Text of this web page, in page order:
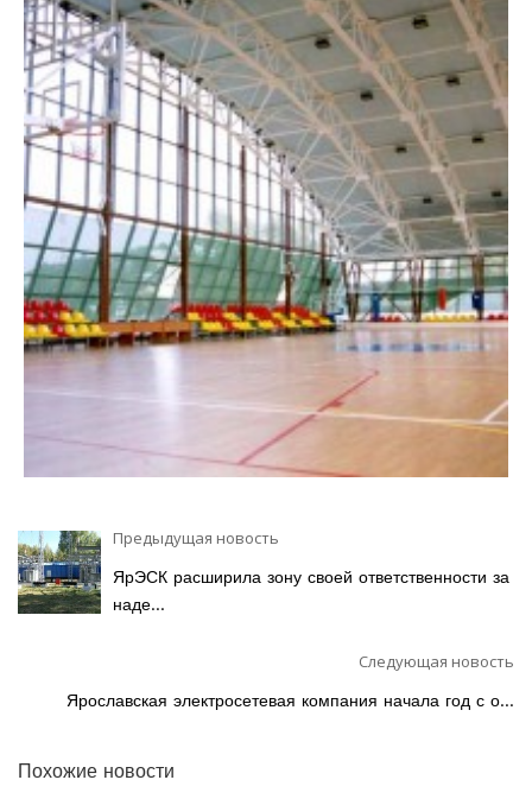
Предыдущая новость
ЯрЭСК расширила зону своей ответственности за
наде...
Следующая новость
Ярославская электросетевая компания начала год с о...
Похожие новости